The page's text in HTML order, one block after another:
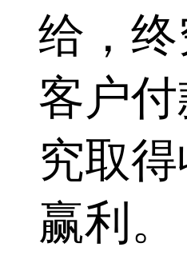
给，
客户
究取
赢利。